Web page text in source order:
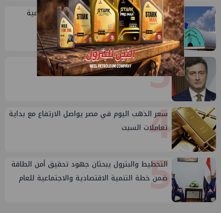
2
خلال أيام: انطلاق ماراثون الجمعيات العمومية
لشركات قطاع البترول
3
إيني تعين مديراً جديد لها في مصر
4
سعر الذهب اليوم في مصر يواصل الارتفاع مع بداية
تعاملات السبت
5
التخطيط والبترول يبحثان جهود تحقيق أمن الطاقة
ضمن خطة التنمية الاقتصادية والاجتماعية للعام